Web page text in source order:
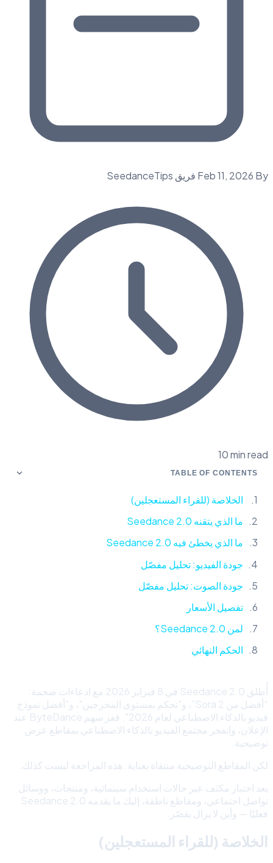
Feb 11, 2026By فريق SeedanceTips
10 min read
TABLE OF CONTENTS
الخلاصة (للقراء المستعجلين)
ما الذي يتقنه Seedance 2.0
ما الذي يخطئ فيه Seedance 2.0
جودة الفيديو: تحليل مفصّل
جودة الصوت: تحليل مفصّل
تفصيل الأسعار
لمن Seedance 2.0؟
الحكم النهائي
أُطلق Seedance 2.0 في 8 فبراير 2026 مع ادعاءات ضخمة:
“أفضل من Sora 2”، و"تحكم بمستوى المخرجين"، و"أفضل نموذج
فيديو بالذكاء الاصطناعي لعام 2026". قفز سهم ByteDance عند
الإعلان، وانفجر مجتمع الفيديو بالذكاء الاصطناعي بمقاطع عرض
توضيحية.
لكن المقاطع التوضيحية منتقاة بعناية. هذه المراجعة ليست كذلك.
بعد اختبار مكثف عبر حالات استخدام سينمائية، ومنتجات، ووسائل
تواصل اجتماعي، ومقاطع ناطقة، إليك ما يقدمه Seedance 2.0
فعليًا — وأين لا يزال يقصّر.
الخلاصة (للقراء المستعجلين)